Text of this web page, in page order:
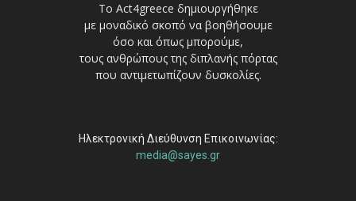
Το Act4greece δημιουργήθηκε
με μοναδικό σκοπό να βοηθήσουμε
όσο και όπως μπορούμε,
τους ανθρώπους της διπλανής πόρτας
που αντιμετωπίζουν δυσκολίες.
Ηλεκτρονική Διεύθυνση Επικοινωνίας:
media@sayes.gr